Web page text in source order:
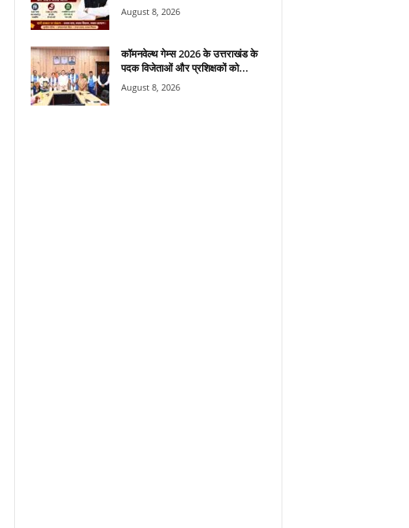
August 8, 2026
कॉमनवेल्थ गेम्स 2026 के उत्तराखंड के
पदक विजेताओं और प्रशिक्षकों को...
August 8, 2026